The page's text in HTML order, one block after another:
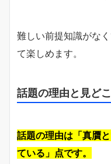
難しい前提知識がな
て楽しめます。
話題の理由と見ど
話題の理由は「真贋
ている」点です。